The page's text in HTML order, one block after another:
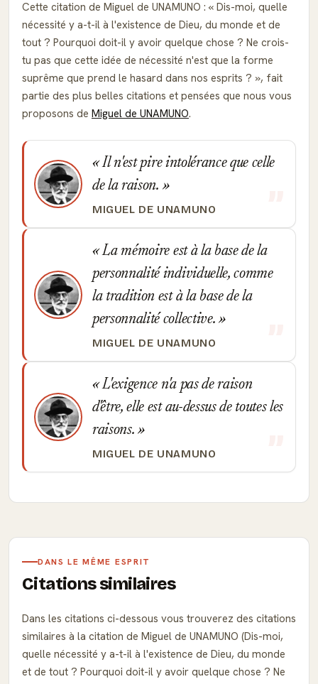
Cette citation de Miguel de UNAMUNO :
Dis-moi, quelle
nécessité y a-t-il à l'existence de Dieu, du monde et de
tout ? Pourquoi doit-il y avoir quelque chose ? Ne crois-
tu pas que cette idée de nécessité n'est que la forme
suprême que prend le hasard dans nos esprits ?
, fait
partie des plus belles citations et pensées que nous vous
proposons de Miguel de UNAMUNO.
Il n'est pire intolérance que celle
de la raison.
MIGUEL DE UNAMUNO
La mémoire est à la base de la
personnalité individuelle, comme
la tradition est à la base de la
personnalité collective.
MIGUEL DE UNAMUNO
L'exigence n'a pas de raison
d'être, elle est au-dessus de toutes les
raisons.
MIGUEL DE UNAMUNO
DANS LE MÊME ESPRIT
Citations similaires
Dans les citations ci-dessous vous trouverez des citations
similaires à la citation de Miguel de UNAMUNO (Dis-moi,
quelle nécessité y a-t-il à l'existence de Dieu, du monde
et de tout ? Pourquoi doit-il y avoir quelque chose ? Ne